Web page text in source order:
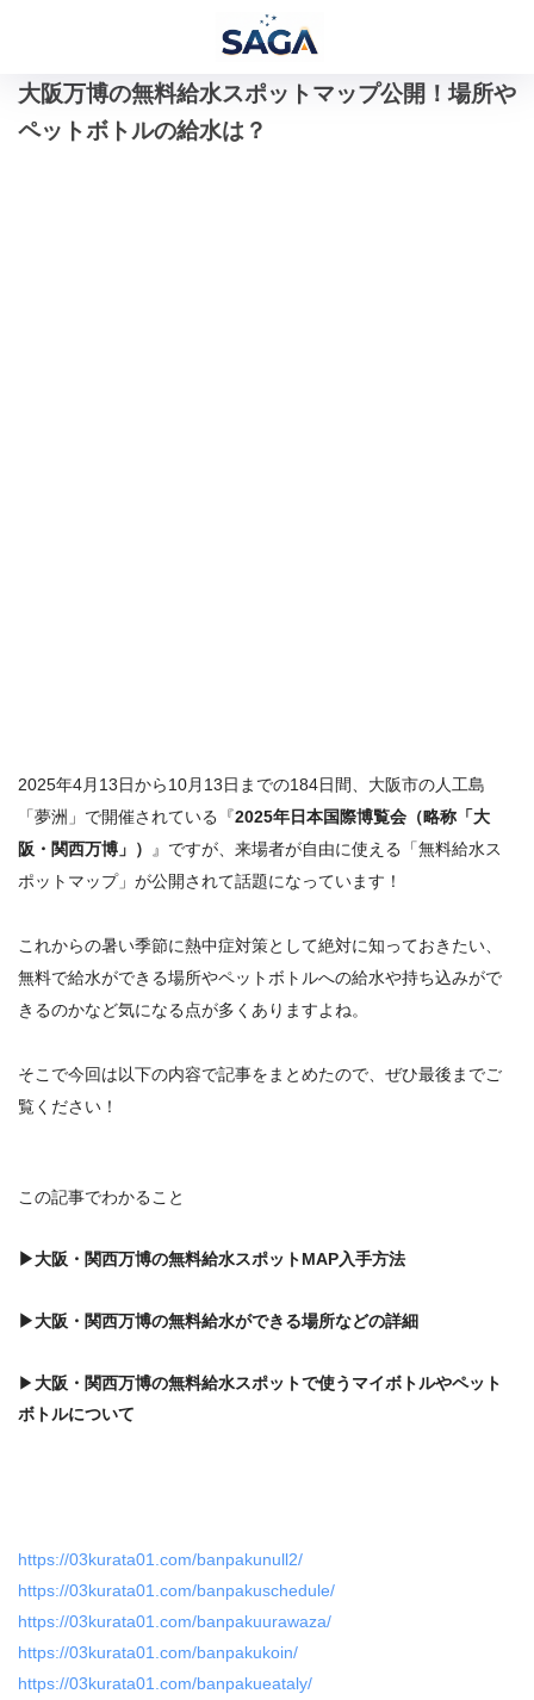
大阪万博の無料給水スポットマップ公開！場所や
ペットボトルの給水は？
2025年4月13日から10月13日までの184日間、大阪市の人工島
「夢洲」で開催されている『2025年日本国際博覧会（略称「大
阪・関西万博」）
』ですが、来場者が自由に使える「無料給水ス
ポットマップ」が公開されて話題になっています！
これからの暑い季節に熱中症対策として絶対に知っておきたい、
無料で給水ができる場所やペットボトルへの給水や持ち込みがで
きるのかなど気になる点が多くありますよね。
そこで今回は以下の内容で記事をまとめたので、ぜひ最後までご
覧ください！
この記事でわかること
▶大阪・関西万博の無料給水スポットMAP入手方法
▶大阪・関西万博の無料給水ができる場所などの詳細
▶ 大阪・関西万博の無料給水スポットで使うマイボトルやペット
ボトルについて
https://03kurata01.com/banpakunull2/
https://03kurata01.com/banpakuschedule/
https://03kurata01.com/banpakuurawaza/
https://03kurata01.com/banpakukoin/
https://03kurata01.com/banpakueataly/